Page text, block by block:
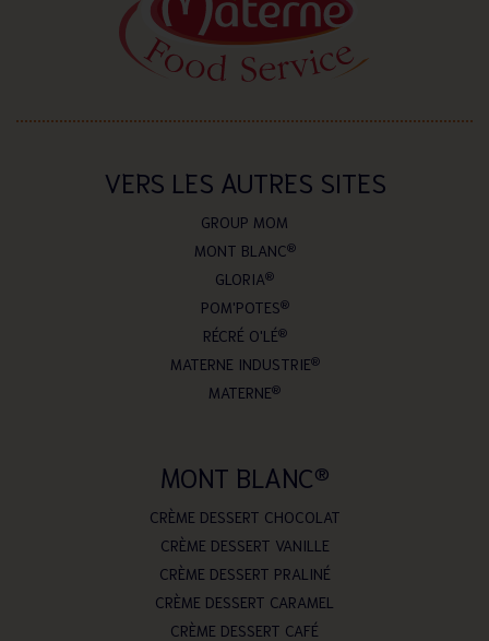
VERS LES AUTRES SITES
GROUP MOM
MONT BLANC®
GLORIA®
POM'POTES®
RÉCRÉ O'LÉ®
MATERNE INDUSTRIE®
MATERNE®
MONT BLANC®
CRÈME DESSERT CHOCOLAT
CRÈME DESSERT VANILLE
CRÈME DESSERT PRALINÉ
CRÈME DESSERT CARAMEL
CRÈME DESSERT CAFÉ